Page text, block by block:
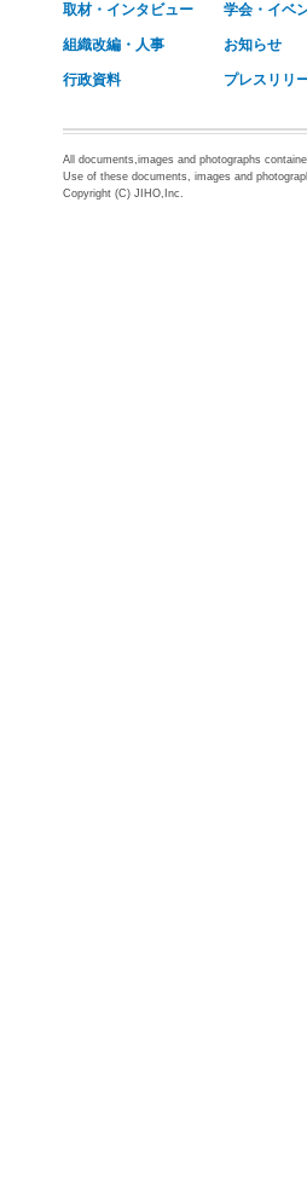
取材・インタビュー 学会・イベ
組織改編・人事 お知らせ
行政資料 プレスリリ
All documents,images and photographs
Use of these documents, images and
Copyright (C) JIHO,Inc.